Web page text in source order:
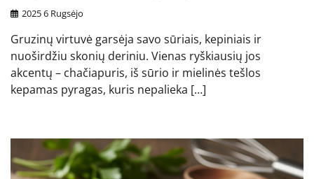
2025 6 Rugsėjo
Gruzinų virtuvė garsėja savo sūriais, kepiniais ir
nuoširdžiu skonių deriniu. Vienas ryškiausių jos
akcentų – chačiapuris, iš sūrio ir mielinės tešlos
kepamas pyragas, kuris nepalieka […]